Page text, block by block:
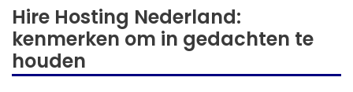
Hire Hosting Nederland:
kenmerken om in gedachten te
houden